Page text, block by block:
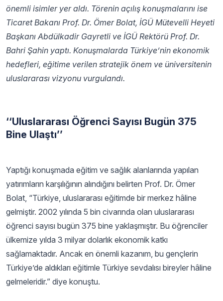
önemli isimler yer aldı. Törenin açılış konuşmalarını ise
Ticaret Bakanı Prof. Dr. Ömer Bolat, İGÜ Mütevelli Heyeti
Başkanı Abdülkadir Gayretli ve İGÜ Rektörü Prof. Dr.
Bahri Şahin yaptı. Konuşmalarda Türkiye’nin ekonomik
hedefleri, eğitime verilen stratejik önem ve üniversitenin
uluslararası vizyonu vurgulandı.
‘‘Uluslararası Öğrenci Sayısı Bugün 375
Bine Ulaştı’’
Yaptığı konuşmada eğitim ve sağlık alanlarında yapılan
yatırımların karşılığının alındığını belirten Prof. Dr. Ömer
Bolat, “Türkiye, uluslararası eğitimde bir merkez hâline
gelmiştir. 2002 yılında 5 bin civarında olan uluslararası
öğrenci sayısı bugün 375 bine yaklaşmıştır. Bu öğrenciler
ülkemize yılda 3 milyar dolarlık ekonomik katkı
sağlamaktadır. Ancak en önemli kazanım, bu gençlerin
Türkiye’de aldıkları eğitimle Türkiye sevdalısı bireyler hâline
gelmeleridir.” diye konuştu.